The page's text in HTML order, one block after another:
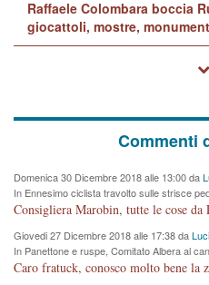
Raffaele Colombara boccia
giocattoli, mostre,
Commenti
Domenica 30 Dicembre 2018 alle 13:00 da
In Ennesimo ciclista travolto sulle strisce
Comune si svegli"
Giovedi 27 Dicembre 2018 alle 17:38 da
In Panettone e ruspe, Comitato Albera al
cronoprogramma"